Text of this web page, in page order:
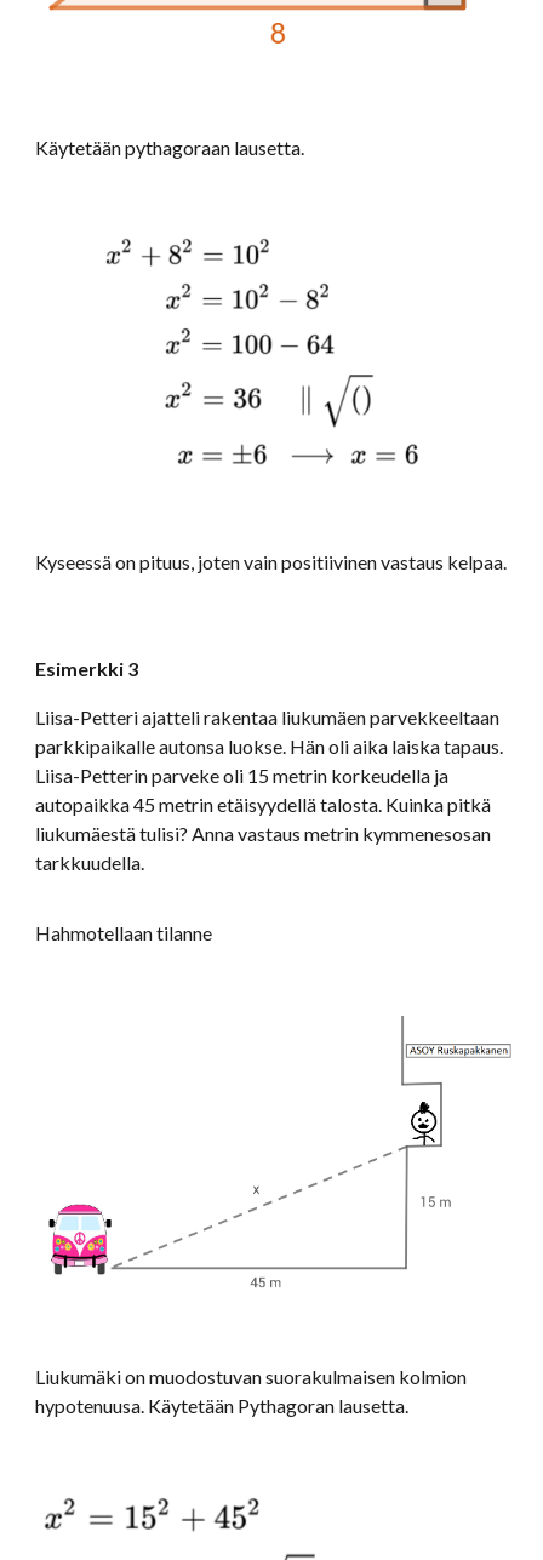
Käytetään pythagoraan lausetta.
Kyseessä on pituus, joten vain positiivinen vastaus kelpaa.
Esimerkki 3
Liisa-Petteri ajatteli rakentaa liukumäen parvekkeeltaan
parkkipaikalle autonsa luokse. Hän oli aika laiska tapaus.
Liisa-Petterin parveke oli 15 metrin korkeudella ja
autopaikka 45 metrin etäisyydellä talosta. Kuinka pitkä
liukumäestä tulisi? Anna vastaus metrin kymmenesosan
tarkkuudella.
Hahmotellaan tilanne
Liukumäki on muodostuvan suorakulmaisen kolmion
hypotenuusa. Käytetään Pythagoran lausetta.